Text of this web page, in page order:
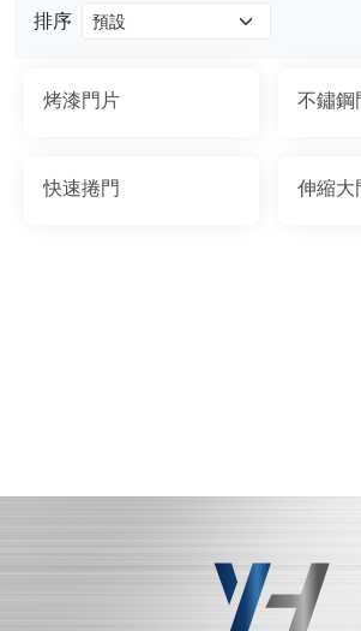
排序
烤漆門片 不鏽鋼
快速捲門 伸縮大